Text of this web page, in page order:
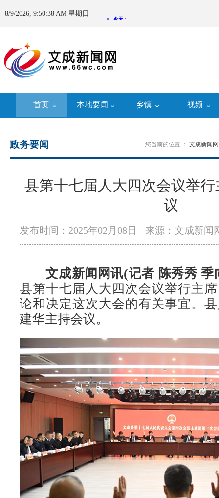
8/9/2026, 9:50:39 AM 星期日
首页 本地要闻 乡镇 视频
您当前的位置 ： 文成新闻网
政务要闻
县第十七届人大四次会议举
议
发布时间：2025年02月08日 来源：文成新闻
文成新闻网讯(记者 陈秀秀 季
县第十七届人大四次会议举行主
论和决定这次大会的有关事宜。
建华主持会议。